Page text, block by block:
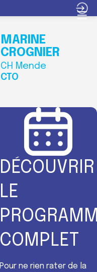
MARINE
CROGNIER
CH Mende
CTO
DÉCOUVRIR
LE
COMPLET
Pour ne rien rater de la